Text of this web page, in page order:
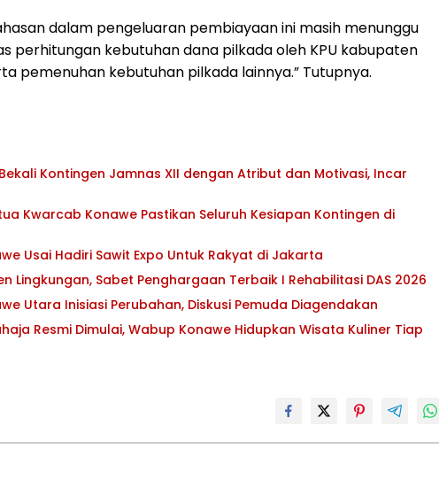
dalam pengeluaran pembiayaan ini masih menunggu
perhitungan kebutuhan dana pilkada oleh KPU kabupaten
pemenuhan kebutuhan pilkada lainnya.” Tutupnya.
Kontingen Jamnas XII dengan Atribut dan Motivasi, Incar
Kwarcab Konawe Pastikan Seluruh Kesiapan Kontingen di
Usai Hadiri Sawit Expo Untuk Rakyat di Jakarta
Lingkungan, Sabet Penghargaan Terbaik I Rehabilitasi DAS 2026
Utara Inisiasi Perubahan, Diskusi Pemuda Diagendakan
Resmi Dimulai, Wabup Konawe Hidupkan Wisata Kuliner Tiap